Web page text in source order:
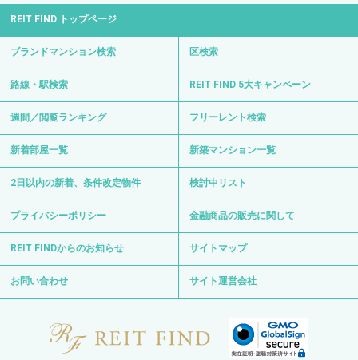
REIT FIND トップページ
ブランドマンション検索 区検索
路線・駅検索 REIT FIND 5大キャンペーン
週間／閲覧ランキング フリーレント検索
新着部屋一覧 新築マンション一覧
2日以内の新着、条件改定物件 検討中リスト
プライバシーポリシー 金融商品の販売に関して
REIT FINDからのお知らせ サイトマップ
お問い合わせ サイト運営会社